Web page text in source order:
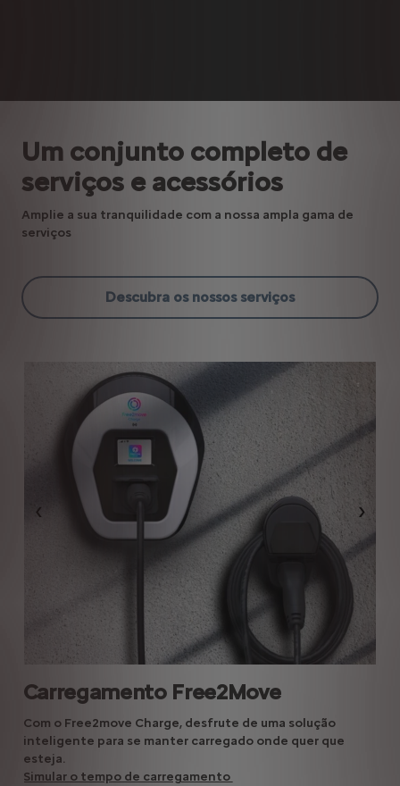
Um conjunto completo de
serviços e acessórios
Amplie a sua tranquilidade com a nossa ampla gama de
serviços
Descubra os nossos serviços
Anterior
Carregamento Free2Move
Com o Free2move Charge, desfrute de uma solução
inteligente para se manter carregado onde quer que
esteja.
Simular o tempo de carregamento